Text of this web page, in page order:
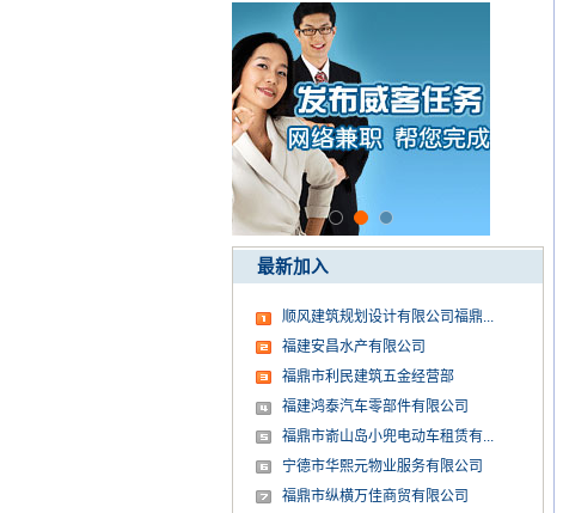
最新加入
顺风建筑规划设计有限公司福鼎...
福建安昌水产有限公司
福鼎市利民建筑五金经营部
福建鸿泰汽车零部件有限公司
福鼎市嵛山岛小兜电动车租赁有...
宁德市华熙元物业服务有限公司
福鼎市纵横万佳商贸有限公司